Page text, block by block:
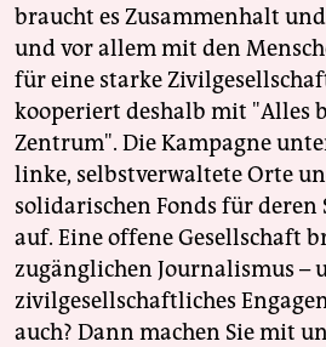
braucht es Zusammenhalt
und vor allem mit den
für eine starke
kooperiert deshalb mit "Alles
Zentrum". Die Kampagne
linke, selbstverwaltete Orte
solidarischen Fonds für deren
auf. Eine offene Gesellschaft
zugänglichen Journalismus –
zivilgesellschaftliches
auch? Dann machen Sie mit